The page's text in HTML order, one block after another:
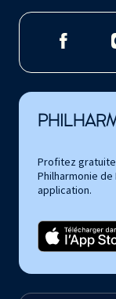
Profitez
Philharmonie
application.